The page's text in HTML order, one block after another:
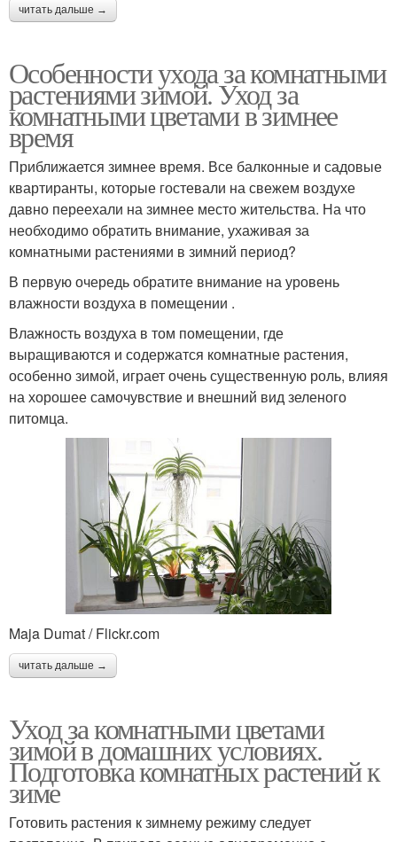
читать дальше →
Особенности ухода за комнатными
растениями зимой. Уход за
комнатными цветами в зимнее
время
Приближается зимнее время. Все балконные и садовые
квартиранты, которые гостевали на свежем воздухе
давно переехали на зимнее место жительства. На что
необходимо обратить внимание, ухаживая за
комнатными растениями в зимний период?
В первую очередь обратите внимание на уровень
влажности воздуха в помещении .
Влажность воздуха в том помещении, где
выращиваются и содержатся комнатные растения,
особенно зимой, играет очень существенную роль, влияя
на хорошее самочувствие и внешний вид зеленого
питомца.
Maja Dumat / Flickr.com
читать дальше →
Уход за комнатными цветами
зимой в домашних условиях.
Подготовка комнатных растений к
зиме
Готовить растения к зимнему режиму следует